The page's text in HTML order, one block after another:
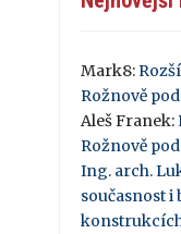
Mark8:
Rožnově
Aleš Franek:
Rožnově
Ing. arch.
současnost